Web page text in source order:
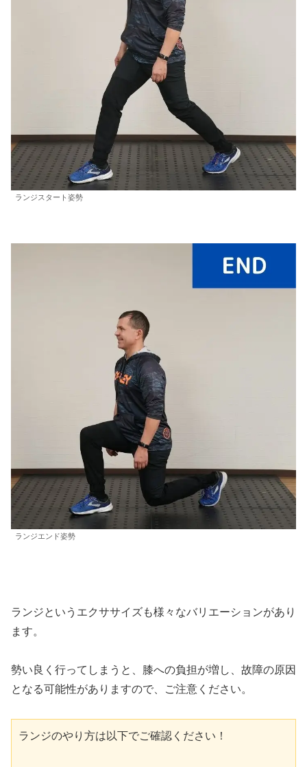
ランジスタート姿勢
ランジエンド姿勢
ランジというエクササイズも様々なバリエーションがあり
ます。
勢い良く行ってしまうと、膝への負担が増し、故障の原因
となる可能性がありますので、ご注意ください。
ランジのやり方は以下でご確認ください！